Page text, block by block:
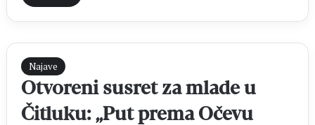
Najave
Otvoreni susret za mlade u
Čitluku: „Put prema Očevu